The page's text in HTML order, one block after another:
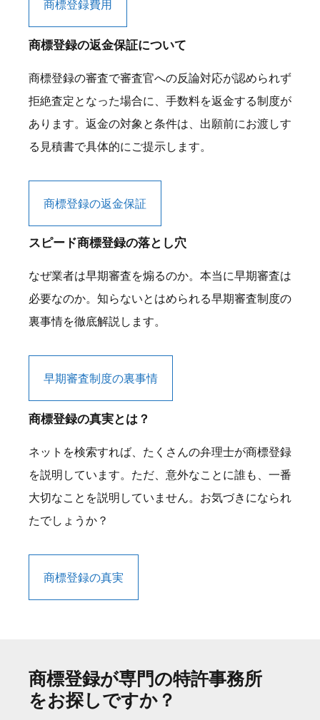
商標登録費用
商標登録の返金保証について
商標登録の審査で審査官への反論対応が認められず
拒絶査定となった場合に、手数料を返金する制度が
あります。返金の対象と条件は、出願前にお渡しす
る見積書で具体的にご提示します。
商標登録の返金保証
スピード商標登録の落とし穴
なぜ業者は早期審査を煽るのか。本当に早期審査は
必要なのか。知らないとはめられる早期審査制度の
裏事情を徹底解説します。
早期審査制度の裏事情
商標登録の真実とは？
ネットを検索すれば、たくさんの弁理士が商標登録
を説明しています。ただ、意外なことに誰も、一番
大切なことを説明していません。お気づきになられ
たでしょうか？
商標登録の真実
商標登録が専門の特許事務所
をお探しですか？